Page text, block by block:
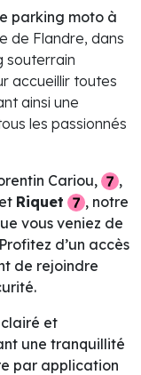
parking moto à
de Flandre, dans
souterrain
accueillir toutes
ainsi une
les passionnés
Cariou,
,
et Riquet
, notre
vous veniez de
d’un accès
de rejoindre
et
une tranquillité
par application